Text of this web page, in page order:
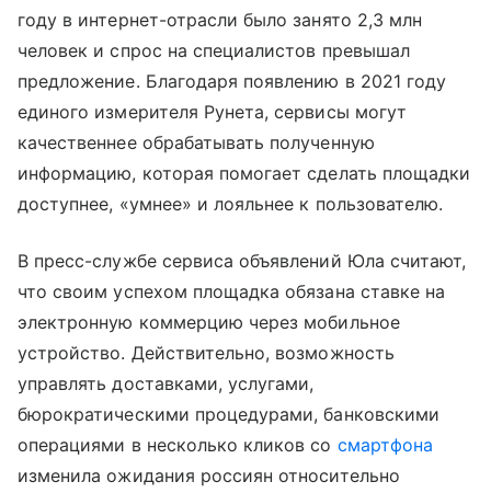
году в интернет-отрасли было занято 2,3 млн
человек и спрос на специалистов превышал
предложение. Благодаря появлению в 2021 году
единого измерителя Рунета, сервисы могут
качественнее обрабатывать полученную
информацию, которая помогает сделать площадки
доступнее, «умнее» и лояльнее к пользователю.
В пресс-службе сервиса объявлений Юла считают,
что своим успехом площадка обязана ставке на
электронную коммерцию через мобильное
устройство. Действительно, возможность
управлять доставками, услугами,
бюрократическими процедурами, банковскими
операциями в несколько кликов со смартфона
изменила ожидания россиян относительно